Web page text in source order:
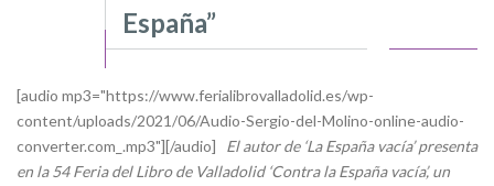
España”
[audio mp3="https://www.ferialibrovalladolid.es/wp-
content/uploads/2021/06/Audio-Sergio-del-Molino-online-audio-
converter.com_.mp3"][/audio] El autor de ‘La España vacía’ presenta
en la 54 Feria del Libro de Valladolid ‘Contra la España vacía’, un